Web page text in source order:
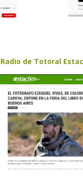
Radio de Totoral